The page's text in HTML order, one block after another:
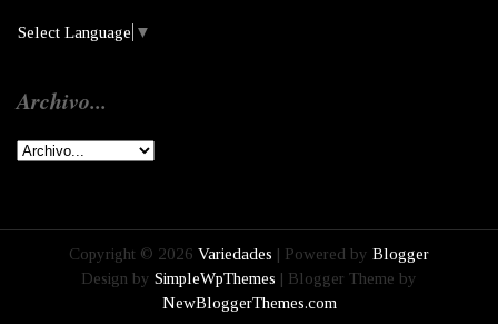
Select Language ▼
Archivo...
Copyright © 2026 Variedades | Powered by Blogger
Design by SimpleWpThemes | Blogger Theme by
NewBloggerThemes.com